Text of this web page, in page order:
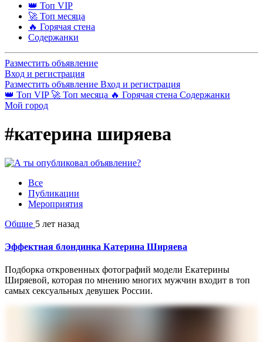
👑 Топ VIP
🚀 Топ месяца
🔥 Горячая стена
Содержанки
Разместить объявление
Вход и регистрация
Разместить объявление Вход и регистрация
👑 Топ VIP 🚀 Топ месяца 🔥 Горячая стена Содержанки
Мой город
#катерина ширяева
Все
Публикации
Мероприятия
Общие 5 лет назад
Эффектная блондинка Катерина Ширяева
Подборка откровенных фотографий модели Екатерины
Ширяевой, которая по мнению многих мужчин входит в топ
самых сексуальных девушек России.